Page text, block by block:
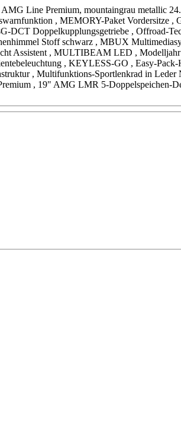
Line Premium, mountaingrau metallic
, MEMORY-Paket Vordersitze ,
DCT Doppelkupplungsgetriebe , Offroad-
Stoff schwarz , MBUX
Assistent , MULTIBEAM LED ,
, KEYLESS-GO , Easy-
, Multifunktions-Sportlenkrad in
, 19" AMG LMR 5-Doppelspeichen-